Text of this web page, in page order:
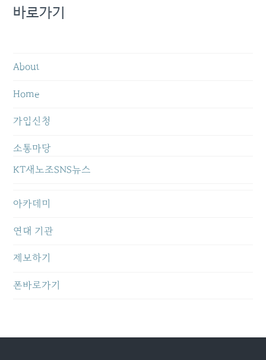
바로가기
About
Home
가입신청
소통마당
KT새노조SNS뉴스
아카데미
연대 기관
제보하기
폰바로가기